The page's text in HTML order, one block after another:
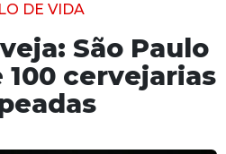
DE VIDA
São Paulo
cervejarias